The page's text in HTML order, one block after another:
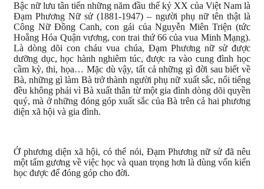
Bậc nữ lưu tân tiến những năm đầu thế kỷ XX của Việt Nam là
Đạm Phương Nữ sử (1881-1947) – người phụ nữ tên thật là
Công Nữ Đồng Canh, con gái của Nguyễn Miên Triện (tức
Hoằng Hóa Quận vương, con trai thứ 66 của vua Minh Mạng).
Là dòng dõi con cháu vua chúa, Đạm Phương nữ sử được
dưỡng dục, học hành nghiêm túc, được ra vào cung đình học
cầm kỳ, thi, họa… Mặc dù vậy, tất cả những gì đời sau biết về
Bà, những gì làm Bà trở thành người phụ nữ xuất sắc, nổi tiếng
đều không phải vì Bà xuất thân từ một gia đình dòng dõi quyền
quý, mà ở những đóng góp xuất sắc của Bà trên cả hai phương
diện xã hội và gia đình.
Ở phương diện xã hội, có thể nói, Đạm Phương nữ sử đã nêu
một tấm gương về việc học và quan trọng hơn là dùng vốn kiến
học được để đóng góp cho đời.